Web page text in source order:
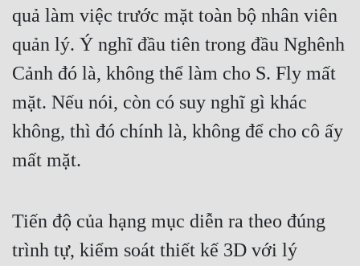
quả làm việc trước mặt toàn bộ nhân viên
quản lý. Ý nghĩ đầu tiên trong đầu Nghênh
Cảnh đó là, không thể làm cho S. Fly mất
mặt. Nếu nói, còn có suy nghĩ gì khác
không, thì đó chính là, không để cho cô ấy
mất mặt.
Tiến độ của hạng mục diễn ra theo đúng
trình tự, kiểm soát thiết kế 3D với lý